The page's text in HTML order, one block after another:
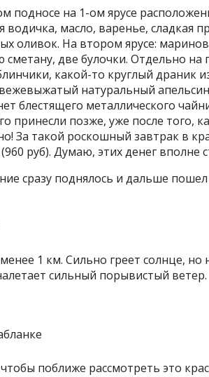
подносе на 1-ом ярусе
водичка, масло, варенье, сладкая
оливок. На втором ярусе:
две булочки. Отдельно на
какой-то круглый драник
натуральный
блестящего металлического
принесли позже, уже после того,
За такой роскошный завтрак в
руб). Думаю, этих денег вполне
сразу поднялось и дальше
1 км. Сильно греет солнце, но
сильный порывистый ветер.
поближе рассмотреть это